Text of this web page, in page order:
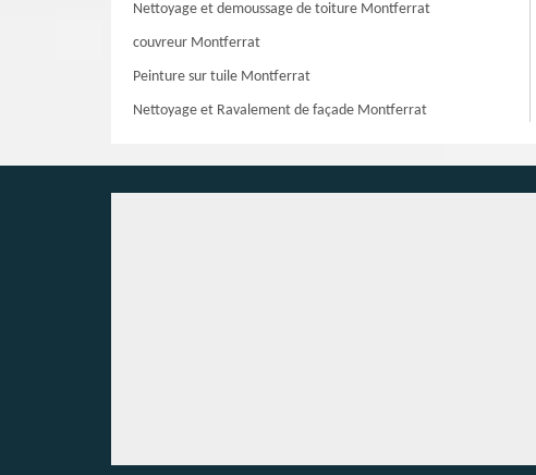
Nettoyage et demoussage de toiture Montferrat
couvreur Montferrat
Peinture sur tuile Montferrat
Nettoyage et Ravalement de façade Montferrat